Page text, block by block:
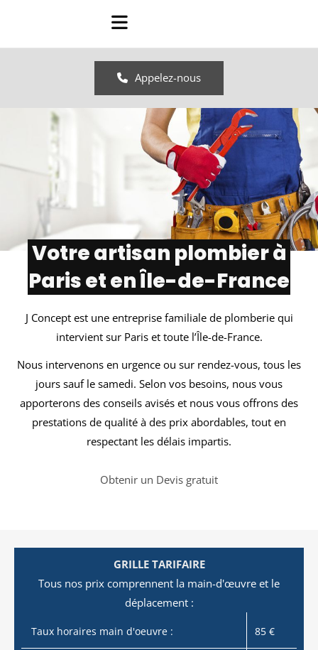
Appelez-nous
Votre artisan plombier à
Paris et en Île-de-France
J Concept est une entreprise familiale de plomberie qui
intervient sur Paris et toute l’Île-de-France.
Nous intervenons en urgence ou sur rendez-vous, tous les
jours sauf le samedi. Selon vos besoins, nous vous
apporterons des conseils avisés et nous vous offrons des
prestations de qualité à des prix abordables, tout en
respectant les délais impartis.
Obtenir un Devis gratuit
GRILLE TARIFAIRE
Tous nos prix comprennent la main-d'œuvre et le
déplacement :
Taux horaires main d'oeuvre : 85 €